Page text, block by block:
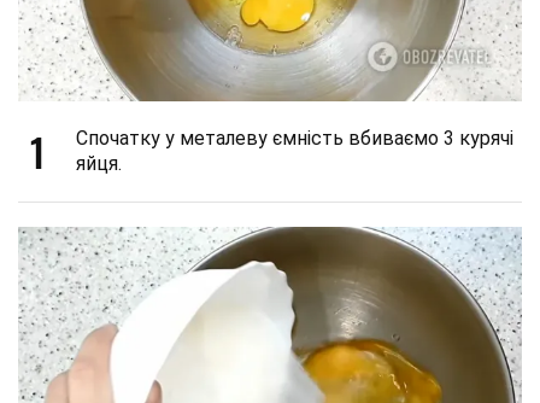
1
Спочатку у металеву ємність вбиваємо 3 курячі
яйця.